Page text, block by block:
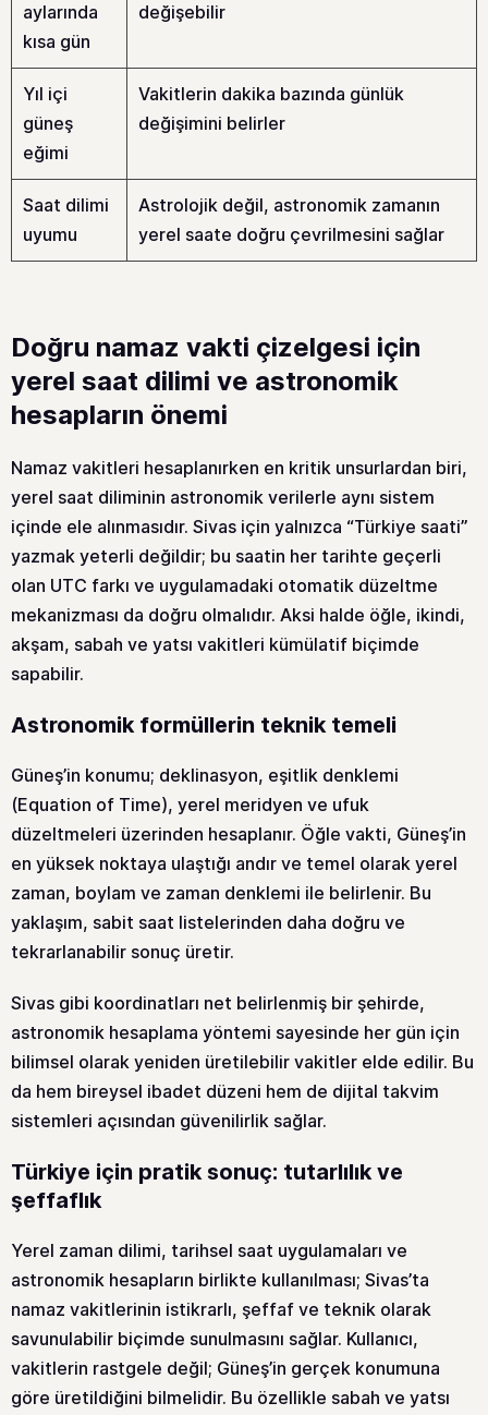
aylarında
kısa gün
değişebilir
Yıl içi
güneş
eğimi
Vakitlerin dakika bazında günlük
değişimini belirler
Saat dilimi
uyumu
Astrolojik değil, astronomik zamanın
yerel saate doğru çevrilmesini sağlar
Doğru namaz vakti çizelgesi için
yerel saat dilimi ve astronomik
hesapların önemi
Namaz vakitleri hesaplanırken en kritik unsurlardan biri,
yerel saat diliminin astronomik verilerle aynı sistem
içinde ele alınmasıdır. Sivas için yalnızca “Türkiye saati”
yazmak yeterli değildir; bu saatin her tarihte geçerli
olan UTC farkı ve uygulamadaki otomatik düzeltme
mekanizması da doğru olmalıdır. Aksi halde öğle, ikindi,
akşam, sabah ve yatsı vakitleri kümülatif biçimde
sapabilir.
Astronomik formüllerin teknik temeli
Güneş’in konumu; deklinasyon, eşitlik denklemi
(Equation of Time), yerel meridyen ve ufuk
düzeltmeleri üzerinden hesaplanır. Öğle vakti, Güneş’in
en yüksek noktaya ulaştığı andır ve temel olarak yerel
zaman, boylam ve zaman denklemi ile belirlenir. Bu
yaklaşım, sabit saat listelerinden daha doğru ve
tekrarlanabilir sonuç üretir.
Sivas gibi koordinatları net belirlenmiş bir şehirde,
astronomik hesaplama yöntemi sayesinde her gün için
bilimsel olarak yeniden üretilebilir vakitler elde edilir. Bu
da hem bireysel ibadet düzeni hem de dijital takvim
sistemleri açısından güvenilirlik sağlar.
Türkiye için pratik sonuç: tutarlılık ve
şeffaflık
Yerel zaman dilimi, tarihsel saat uygulamaları ve
astronomik hesapların birlikte kullanılması; Sivas’ta
namaz vakitlerinin istikrarlı, şeffaf ve teknik olarak
savunulabilir biçimde sunulmasını sağlar. Kullanıcı,
vakitlerin rastgele değil; Güneş’in gerçek konumuna
göre üretildiğini bilmelidir. Bu özellikle sabah ve yatsı